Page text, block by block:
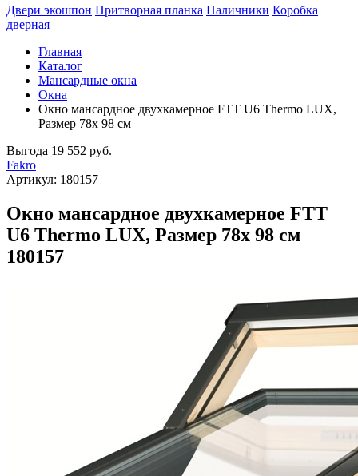
Двери экошпон Притворная планка Наличники Коробка
дверная
Главная
Каталог
Мансардные окна
Окна
Окно мансардное двухкамерное FTT U6 Thermo LUX,
Размер 78х 98 см
Выгода 19 552 руб.
Fakro
Артикул: 180157
Окно мансардное двухкамерное FTT
U6 Thermo LUX, Размер 78х 98 см
180157